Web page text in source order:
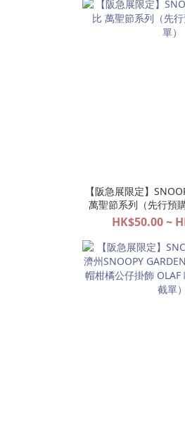
【阪急展限定】
萬聖節系列（先行預
HK$50.00 ~